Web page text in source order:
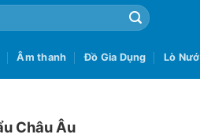
Âm thanh Đồ Gia Dụng Lò
Châu Âu